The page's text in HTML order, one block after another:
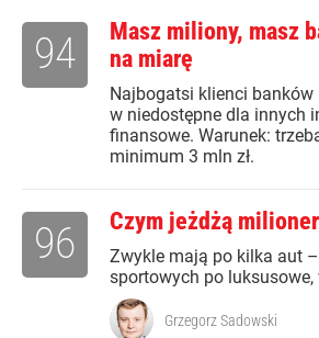
Masz miliony, masz
na miarę
Najbogatsi klienci
w niedostępne dla innych
finansowe. Warunek:
minimum 3 mln zł.
94
Czym jeżdżą
Zwykle mają po kilka aut –
sportowych po
96
Grzegorz Sadowski